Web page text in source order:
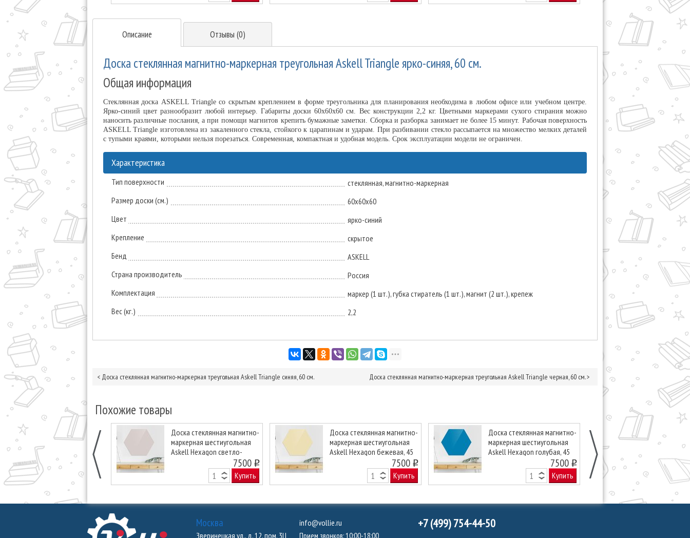
Описание Отзывы (0)
Доска стеклянная магнитно-маркерная треугольная Askell Triangle ярко-синяя, 60 см.
Общая информация
Стеклянная доска ASKELL Triangle со скрытым креплением в форме треугольника для планирования необходима в любом офисе или учебном центре.
Ярко-синий цвет разнообразит любой интерьер. Габариты доски 60x60x60 см. Вес конструкции 2,2 кг. Цветными маркерами сухого стирания можно
наносить различные послания, а при помощи магнитов крепить бумажные заметки. Сборка и разборка занимает не более 15 минут. Рабочая поверхность
ASKELL Triangle изготовлена из закаленного стекла, стойкого к царапинам и ударам. При разбивании стекло рассыпается на множество мелких деталей
с тупыми краями, которыми нельзя порезаться. Современная, компактная и удобная модель. Срок эксплуатации модели не ограничен.
Характеристика
Тип поверхности
стеклянная, магнитно-маркерная
Размер доски (см.)
60х60х60
Цвет
ярко-синий
Крепление
скрытое
Бенд
ASKELL
Страна производитель
Россия
Комплектация
маркер (1 шт.), губка стиратель (1 шт.), магнит (2 шт.), крепеж
Вес (кг.)
2,2
< Доска стеклянная магнитно-маркерная треугольная Askell Triangle синяя, 60 см. Доска стеклянная магнитно-маркерная треугольная Askell Triangle черная, 60 см.>
Похожие товары
Доска стеклянная магнитно-
маркерная шестиугольная
Askell Hexagon светло-
7500 o
Купить
Доска стеклянная магнитно-
маркерная шестиугольная
Askell Hexagon бежевая, 45
7500 o
Купить
Доска стеклянная магнитно-
маркерная шестиугольная
Askell Hexagon голубая, 45
7500 o
Купить
Доска
маркерная
45 см.
Next
Москва
Зверинецкая ул., д. 12, пом. 3Ц
info@vollie.ru
Прием звонков: 10:00-18:00
+7 (499) 754-44-50